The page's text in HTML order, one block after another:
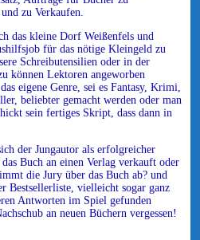
zu Verkaufen.
das kleine Dorf Weißenfels und
für das nötige Kleingeld zu
Schreibutensilien oder in der
können Lektoren angeworben
eigene Genre, sei es Fantasy, Krimi,
beliebter gemacht werden oder man
sein fertiges Skript, dass dann in
der Jungautor als erfolgreicher
Buch an einen Verlag verkauft oder
die Jury über das Buch ab? und
Bestsellerliste, vielleicht sogar ganz
Antworten im Spiel gefunden
an neuen Büchern vergessen!